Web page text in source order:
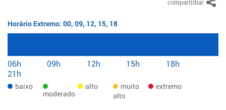
Horário Extremo: 00, 09, 12, 15, 18
06h 09h 12h 15h
18h
21h
baixo
moderado
alto
muito
alto
extremo